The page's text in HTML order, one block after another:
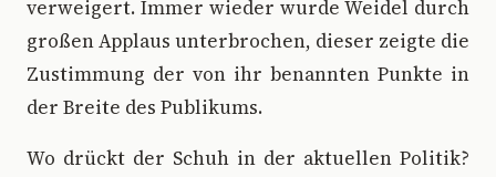
verweigert. Immer wieder wurde Weidel durch
großen Applaus unterbrochen, dieser zeigte die
Zustimmung der von ihr benannten Punkte in
der Breite des Publikums.
Wo drückt der Schuh in der aktuellen Politik?